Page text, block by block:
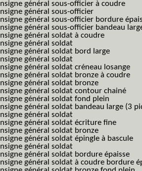
Insigne général sous-officier à coudre
Insigne général sous-officier
Insigne général sous-officier bordure
Insigne général sous-officier bandeau
Insigne général soldat à coudre
Insigne général soldat
Insigne général soldat bord large
Insigne général soldat
Insigne général soldat créneau losange
Insigne général soldat bronze à coudre
Insigne général soldat bronze
Insigne général soldat contour chainé
Insigne général soldat fond plein
Insigne général soldat bandeau large (3
Insigne général soldat
Insigne général soldat écriture fine
Insigne général soldat bronze
Insigne général soldat épingle à bascule
Insigne général soldat
Insigne général soldat bordure épaisse
Insigne général soldat à coudre bordure